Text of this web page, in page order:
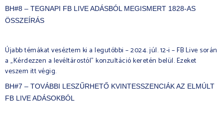
BH#8 – TEGNAPI FB LIVE ADÁSBÓL MEGISMERT 1828-AS
ÖSSZEÍRÁS
Újabb témákat veséztem ki a legutóbbi – 2024. júl. 12-i – FB Live során
a „Kérdezzen a levéltárostól” konzultáció keretén belül. Ezeket
veszem itt végig.
BH#7 – TOVÁBBI LESZŰRHETŐ KVINTESSZENCIÁK AZ ELMÚLT
FB LIVE ADÁSOKBÓL